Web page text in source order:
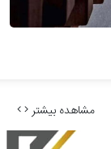
مشاهده بیشتر